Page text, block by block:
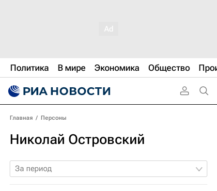
Политика В мире Экономика Общество
Главная / Персоны
Николай Островский
За период